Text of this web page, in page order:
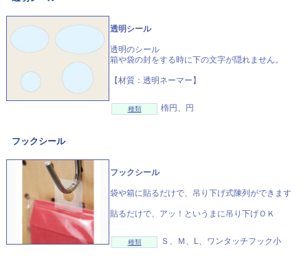
透明シール
透明のシール
箱や袋の封をする時に下の文字が隠れません。
【材質：透明ネーマー】
種類 楕円、円
フックシール
フックシール
袋や箱に貼るだけで、吊り下げ式陳列ができます
貼るだけで、アッ！というまに吊り下げＯＫ
種類 Ｓ、Ｍ、L、ワンタッチフック小